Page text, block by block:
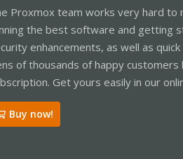
Proxmox team works very hard to
the best software and getting
enhancements, as well as
of thousands of happy customers
Get yours easily in our
Buy now!